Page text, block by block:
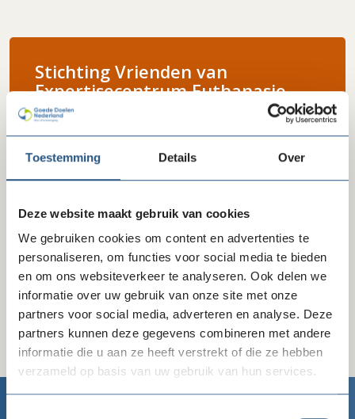
Toestemming Details Over
Deze website maakt gebruik van cookies
We gebruiken cookies om content en advertenties te
personaliseren, om functies voor social media te bieden
en om ons websiteverkeer te analyseren. Ook delen we
informatie over uw gebruik van onze site met onze
partners voor social media, adverteren en analyse. Deze
partners kunnen deze gegevens combineren met andere
informatie die u aan ze heeft verstrekt of die ze hebben
verzameld op basis van uw gebruik van hun services.
Stichting Vrienden van
Expertisecentrum Euthanasie